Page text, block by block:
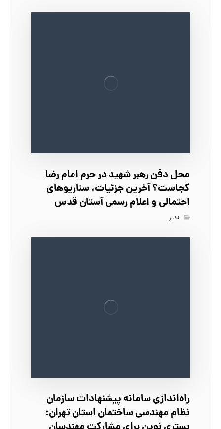
محل دفن رهبر شهید در حرم امام رضا
کجاست؟ آخرین جزئیات، سناریوهای
احتمالی و اعلام رسمی آستان قدس
اخبار
راه‌اندازی سامانه پیشنهادات سازمان
نظام مهندسی ساختمان استان تهران؛